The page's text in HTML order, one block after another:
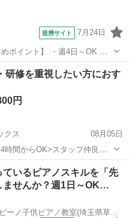
提携サイト 7月24日
ポイント】 ・週4日～OK ・
勤務条件】 ・8
研修を重視したい方におす
円
クス
08月05日
時間からOK>スタッフ仲良好
充実できます 歯科衛生士業務
ニング(バリオス/エアフロ―な
ているピアノスキルを「先
ませんか？週1日～OK…
シアー株式会社 オンピーノ子供ピアノ教室(埼玉県草加市)